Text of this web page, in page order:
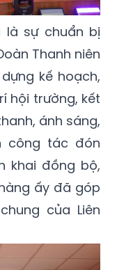
là sự chuẩn bị
Thanh niên
kế hoạch,
hội trường, kết
ánh sáng,
công tác đón
khai đồng bộ,
ấy đã góp
của Liên